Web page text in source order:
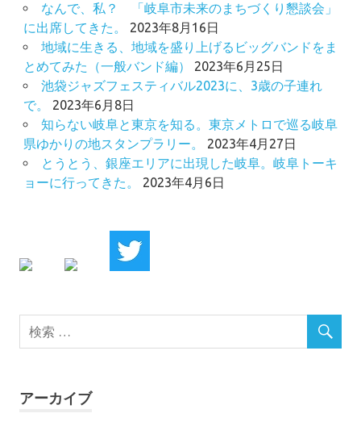
なんで、私？ 「岐阜市未来のまちづくり懇談会」
に出席してきた。
2023年8月16日
地域に生きる、地域を盛り上げるビッグバンドをま
とめてみた（一般バンド編）
2023年6月25日
池袋ジャズフェスティバル2023に、3歳の子連れ
で。
2023年6月8日
知らない岐阜と東京を知る。東京メトロで巡る岐阜
県ゆかりの地スタンプラリー。
2023年4月27日
とうとう、銀座エリアに出現した岐阜。岐阜トーキ
ョーに行ってきた。
2023年4月6日
アーカイブ